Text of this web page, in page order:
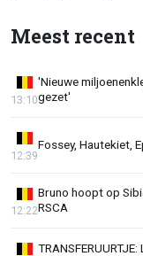
Meest recent
'Nieuwe
gezet'
13:10
Fossey, Hautekiet,
12:39
Bruno hoopt op
RSCA
12:22